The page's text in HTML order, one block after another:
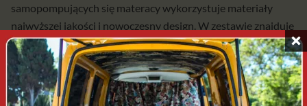
samopompujących się materacy wykorzystuje materiały
najwyższej jakości i nowoczesny design. W zestawie znajduje
się torba oraz paski zaciskowe ułatwiające pakowanie i
przechowywanie.